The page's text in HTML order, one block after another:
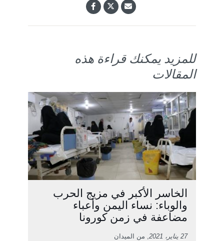
للمزيد يمكنك قراءة هذه
المقالات
الخاسر الأكبر في مزيج الحرب
والوباء: نساء اليمن وأعباء
مضاعفة في زمن كورونا
27 يناير، 2021 , من الميدان